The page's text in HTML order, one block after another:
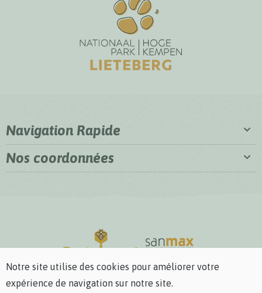
Navigation Rapide
Nos coordonnées
Notre site utilise des cookies pour améliorer votre
expérience de navigation sur notre site.